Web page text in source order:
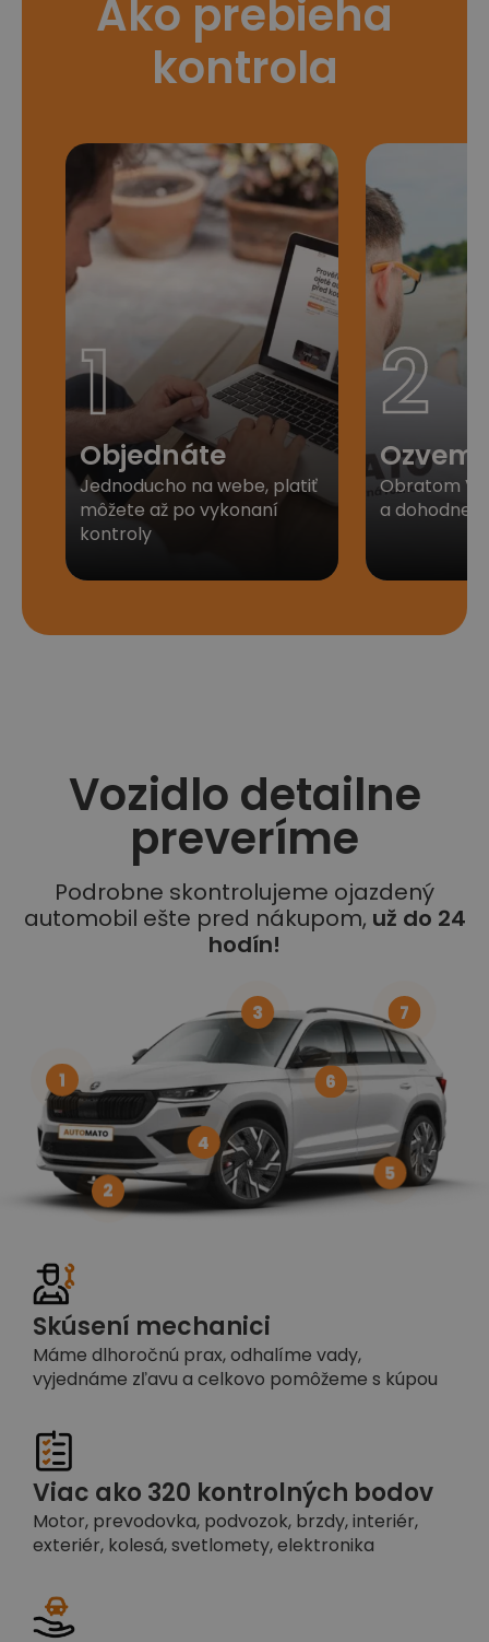
Ako prebieha
kontrola
1
Objednáte
Jednoducho na webe, platiť
môžete až po vykonaní
kontroly
2
Obratom
a
Vozidlo detailne
preveríme
Podrobne skontrolujeme ojazdený
automobil ešte pred nákupom, už do 24
hodín!
Skúsení mechanici
Máme dlhoročnú prax, odhalíme vady,
vyjednáme zľavu a celkovo pomôžeme s kúpou
Viac ako 320 kontrolných bodov
Motor, prevodovka, podvozok, brzdy, interiér,
exteriér, kolesá, svetlomety, elektronika
1
2
3
4
5
6
7